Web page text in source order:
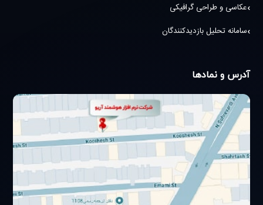
عکاسی و طراحی گرافیکی
سامانه تحلیل بازدیدکنندگان
آدرس و نمادها